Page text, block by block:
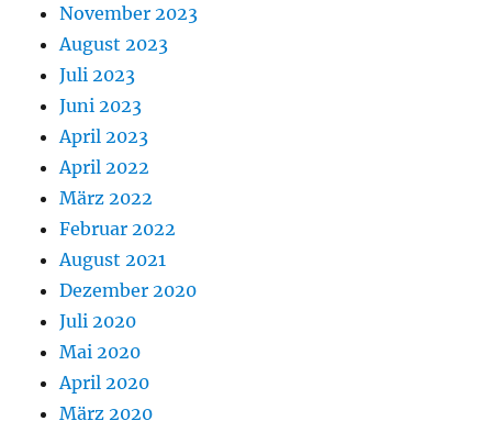
November 2023
August 2023
Juli 2023
Juni 2023
April 2023
April 2022
März 2022
Februar 2022
August 2021
Dezember 2020
Juli 2020
Mai 2020
April 2020
März 2020